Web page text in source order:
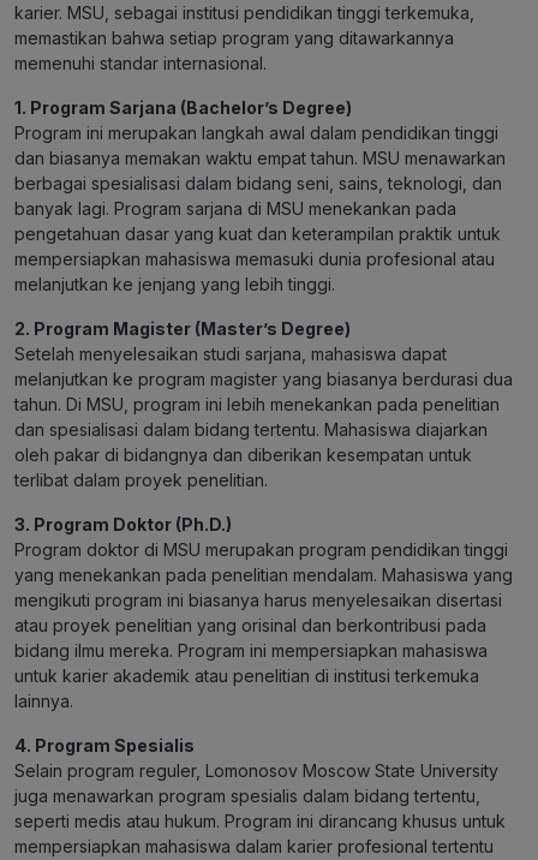
karier. MSU, sebagai institusi pendidikan tinggi terkemuka,
memastikan bahwa setiap program yang ditawarkannya
memenuhi standar internasional.
1. Program Sarjana (Bachelor’s Degree)
Program ini merupakan langkah awal dalam pendidikan tinggi
dan biasanya memakan waktu empat tahun. MSU menawarkan
berbagai spesialisasi dalam bidang seni, sains, teknologi, dan
banyak lagi. Program sarjana di MSU menekankan pada
pengetahuan dasar yang kuat dan keterampilan praktik untuk
mempersiapkan mahasiswa memasuki dunia profesional atau
melanjutkan ke jenjang yang lebih tinggi.
2. Program Magister (Master’s Degree)
Setelah menyelesaikan studi sarjana, mahasiswa dapat
melanjutkan ke program magister yang biasanya berdurasi dua
tahun. Di MSU, program ini lebih menekankan pada penelitian
dan spesialisasi dalam bidang tertentu. Mahasiswa diajarkan
oleh pakar di bidangnya dan diberikan kesempatan untuk
terlibat dalam proyek penelitian.
3. Program Doktor (Ph.D.)
Program doktor di MSU merupakan program pendidikan tinggi
yang menekankan pada penelitian mendalam. Mahasiswa yang
mengikuti program ini biasanya harus menyelesaikan disertasi
atau proyek penelitian yang orisinal dan berkontribusi pada
bidang ilmu mereka. Program ini mempersiapkan mahasiswa
untuk karier akademik atau penelitian di institusi terkemuka
lainnya.
4. Program Spesialis
Selain program reguler, Lomonosov Moscow State University
juga menawarkan program spesialis dalam bidang tertentu,
seperti medis atau hukum. Program ini dirancang khusus untuk
mempersiapkan mahasiswa dalam karier profesional tertentu